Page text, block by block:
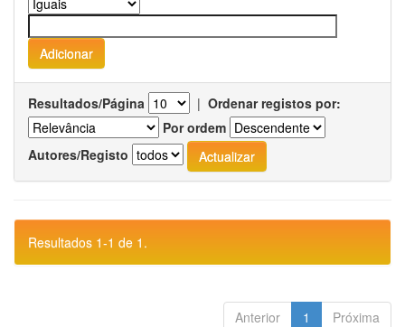
Resultados/Página | Ordenar registos por:
Por ordem
Autores/Registo
Resultados 1-1 de 1.
Anterior 1 Próxima